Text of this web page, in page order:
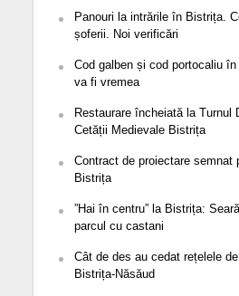
Panouri la intrările în Bistrița.
șoferii. Noi verificări
Cod galben și cod portocaliu
va fi vremea
Restaurare încheiată la Turnul
Cetății Medievale Bistrița
Contract de proiectare semnat
Bistrița
”Hai în centru” la Bistrița:
parcul cu castani
Cât de des au cedat rețelele
Bistrița-Năsăud